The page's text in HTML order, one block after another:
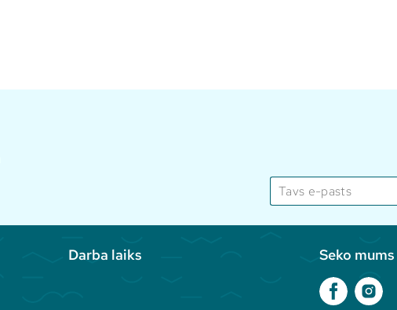
Darba laiks Seko mums